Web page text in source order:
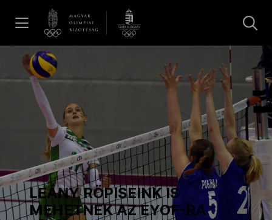
Hírek
Galéria
Dakar 2026
Los Angeles 2028
LEÁNY RÖPISEINK IS
MEHETNEK AZ EYOF-RA